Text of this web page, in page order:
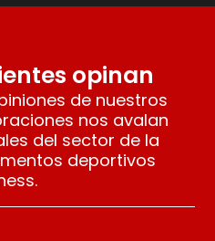
opinan
de nuestros
nos avalan
del sector de la
deportivos